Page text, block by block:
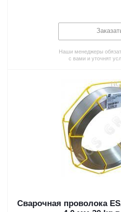
Наши менеджеры
с вами и уточнят
Сварочная проволока